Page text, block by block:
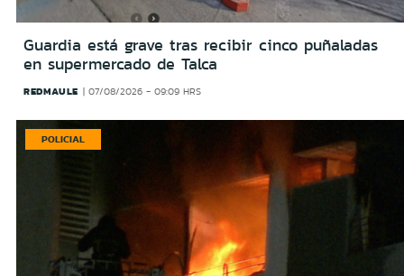
Guardia está grave tras recibir cinco puñaladas
en supermercado de Talca
REDMAULE 07/08/2026 - 09:09 HRS
POLICIAL